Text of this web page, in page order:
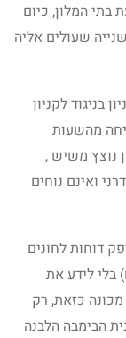
בתי המלון, כיום
שעולים אליה
בניגוד לקניון
מהשעות
נוצץ משיש ,
ואינם נוחים
דוחות לחונים
בלי לידע את
כזאת, רק
הבימבה הלבנה